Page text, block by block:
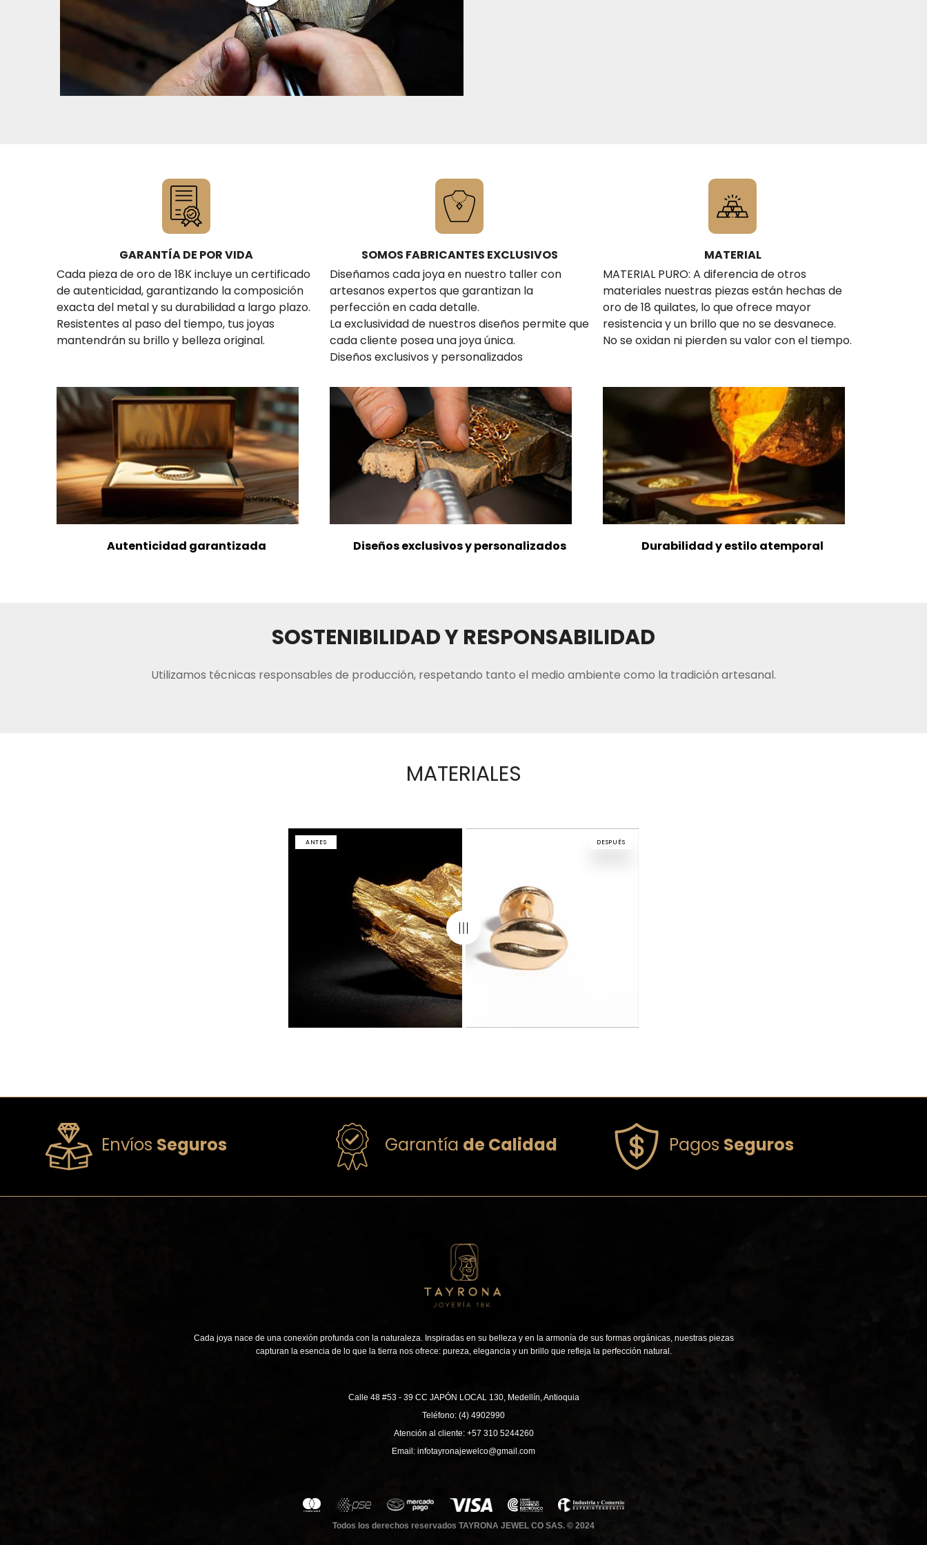
GARANTÍA DE POR VIDA
Cada pieza de oro de 18K incluye un certificado
de autenticidad, garantizando la composición
exacta del metal y su durabilidad a largo plazo.
Resistentes al paso del tiempo, tus joyas
mantendrán su brillo y belleza original.
Autenticidad garantizada
SOMOS FABRICANTES EXCLUSIVOS
Diseñamos cada joya en nuestro taller con
artesanos expertos que garantizan la
perfección en cada detalle.
La exclusividad de nuestros diseños permite que
cada cliente posea una joya única.
Diseños exclusivos y personalizados
Diseños exclusivos y personalizados
MATERIAL
MATERIAL PURO: A diferencia de otros
materiales nuestras piezas están hechas de
oro de 18 quilates, lo que ofrece mayor
resistencia y un brillo que no se desvanece.
No se oxidan ni pierden su valor con el tiempo.
Durabilidad y estilo atemporal
SOSTENIBILIDAD Y RESPONSABILIDAD
Utilizamos técnicas responsables de producción, respetando tanto el medio ambiente como la tradición artesanal.
MATERIALES
ANTES DESPUÉS
Envíos Seguros Garantía de Calidad Pagos Seguros
Cada joya nace de una conexión profunda con la naturaleza. Inspiradas en su belleza y en la armonía de sus formas orgánicas, nuestras piezas
capturan la esencia de lo que la tierra nos ofrece: pureza, elegancia y un brillo que refleja la perfección natural.
Calle 48 #53 - 39 CC JAPÓN LOCAL 130, Medellín, Antioquia
Teléfono: (4) 4902990
Atención al cliente: +57 310 5244260
Email: infotayronajewelco@gmail.com
Todos los derechos reservados TAYRONA JEWEL CO SAS. © 2024